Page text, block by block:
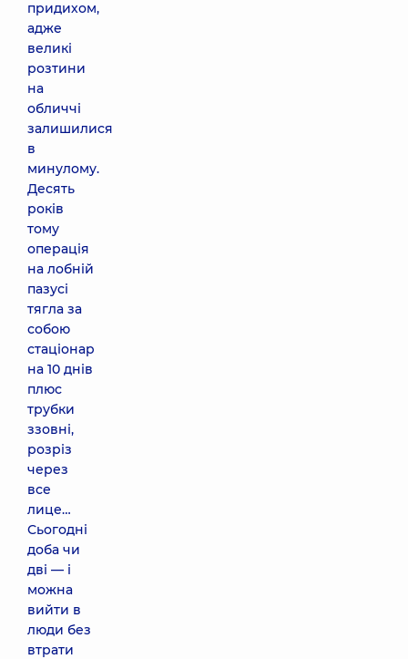
придихом,
адже
великі
розтини
на
обличчі
залишилися
в
минулому.
Десять
років
тому
операція
на лобній
пазусі
тягла за
собою
стаціонар
на 10 днів
плюс
трубки
ззовні,
розріз
через
все
лице…
Сьогодні
доба чи
дві — і
можна
вийти в
люди без
втрати